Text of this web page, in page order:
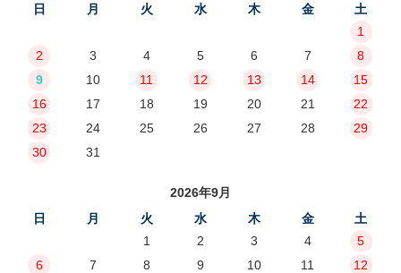
日
月 火 水 木 金
土
1
2
3 4 5 6 7
8
9
10 11 12 13 14
15
16
17 18 19 20 21
22
23
24 25 26 27 28
29
30
31
2026年9月
日
月 火 水 木 金
土
1
2 3 4
5
6
7 8 9 10 11
12